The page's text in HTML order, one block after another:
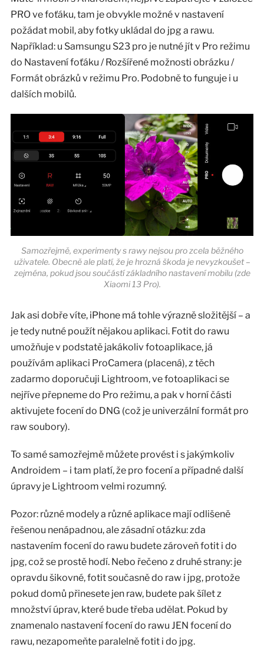
PRO ve foťáku, tam je obvykle možné v nastavení
požádat mobil, aby fotky ukládal do jpg a rawu.
Například: u Samsungu S23 pro je nutné jít v Pro režimu
do Nastavení foťáku / Rozšířené možnosti obrázku /
Formát obrázků v režimu Pro. Podobně to funguje i u
dalších mobilů.
Samozřejmě, experimenty s rawy nejsou pro zcela běžného
uživatele. Obecně ale platí, že je hrozná škoda je nevyzkoušet –
zejména, pokud jsou součástí základního nastavení mobilu (zde
Xiaomi 13 Pro).
Jak asi dobře víte, iPhone má tohle výrazně složitější – a
je tedy nutné použít nějakou aplikaci. Fotit do rawu
umožňuje v podstatě jakákoliv fotoaplikace, já
používám aplikaci ProCamera (placená), z těch
zadarmo doporučuji Lightroom, ve fotoaplikaci se
nejříve přepneme do Pro režimu, a pak v horní části
aktivujete focení do DNG (což je univerzální formát pro
raw soubory).
To samé samozřejmě můžete provést i s jakýmkoliv
Androidem – i tam platí, že pro focení a případné další
úpravy je Lightroom velmi rozumný.
Pozor: různé modely a různé aplikace mají odlišeně
řešenou nenápadnou, ale zásadní otázku: zda
nastavením focení do rawu budete zároveň fotit i do
jpg, což se prostě hodí. Nebo řečeno z druhé strany: je
opravdu šikovné, fotit současně do raw i jpg, protože
pokud domů přinesete jen raw, budete pak šílet z
množství úprav, které bude třeba udělat. Pokud by
znamenalo nastavení focení do rawu JEN focení do
rawu, nezapomeňte paralelně fotit i do jpg.